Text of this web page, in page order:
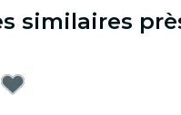
similaires